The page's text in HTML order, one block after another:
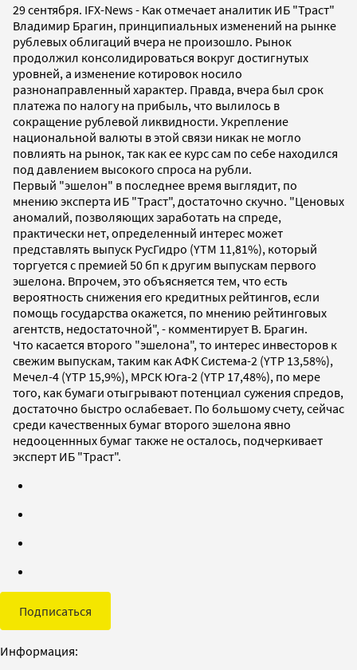
29 сентября. IFX-News - Как отмечает аналитик ИБ "Траст"
Владимир Брагин, принципиальных изменений на рынке
рублевых облигаций вчера не произошло. Рынок
продолжил консолидироваться вокруг достигнутых
уровней, а изменение котировок носило
разнонаправленный характер. Правда, вчера был срок
платежа по налогу на прибыль, что вылилось в
сокращение рублевой ликвидности. Укрепление
национальной валюты в этой связи никак не могло
повлиять на рынок, так как ее курс сам по себе находился
под давлением высокого спроса на рубли.
Первый "эшелон" в последнее время выглядит, по
мнению эксперта ИБ "Траст", достаточно скучно. "Ценовых
аномалий, позволяющих заработать на спреде,
практически нет, определенный интерес может
представлять выпуск РусГидро (YTM 11,81%), который
торгуется с премией 50 бп к другим выпускам первого
эшелона. Впрочем, это объясняется тем, что есть
вероятность снижения его кредитных рейтингов, если
помощь государства окажется, по мнению рейтинговых
агентств, недостаточной", - комментирует В. Брагин.
Что касается второго "эшелона", то интерес инвесторов к
свежим выпускам, таким как АФК Система-2 (YTP 13,58%),
Мечел-4 (YTP 15,9%), МРСК Юга-2 (YTP 17,48%), по мере
того, как бумаги отыгрывают потенциал сужения спредов,
достаточно быстро ослабевает. По большому счету, сейчас
среди качественных бумаг второго эшелона явно
недооценнных бумаг также не осталось, подчеркивает
эксперт ИБ "Траст".
Подписаться
Информация: